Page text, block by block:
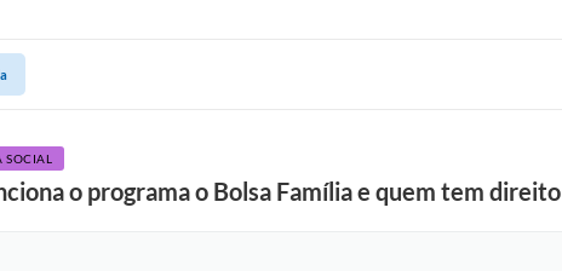
SOCIAL
o programa o Bolsa Família e quem tem direito